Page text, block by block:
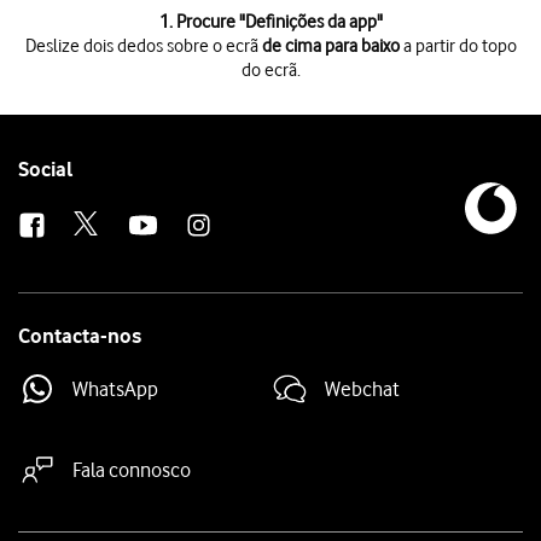
1. Procure "Definições da app"
Deslize dois dedos sobre o ecrãde cima para baixoa partir do topo
do ecrã.
Primao ícone de definições.
PrimaDefinições da app
Prima
a categoria pretendida
Prima
o indicadorjunto às apps pretendidas para ativar ou desativar a
Follow
Social
Contacta-nos
WhatsApp Webchat
Fala connosco